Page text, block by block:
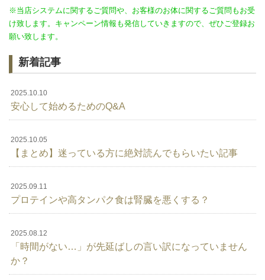
※当店システムに関するご質問や、お客様のお体に関するご質問もお受
け致します。キャンペーン情報も発信していきますので、ぜひご登録お
願い致します。
新着記事
2025.10.10
安心して始めるためのQ&A
2025.10.05
【まとめ】迷っている方に絶対読んでもらいたい記事
2025.09.11
プロテインや高タンパク食は腎臓を悪くする？
2025.08.12
「時間がない…」が先延ばしの言い訳になっていません
か？